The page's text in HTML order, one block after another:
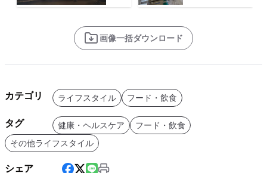
画像一括ダウンロード
カテゴリ ライフスタイル フード・飲食
タグ 健康・ヘルスケア
フード・飲食
その他ライフスタイル
シェア